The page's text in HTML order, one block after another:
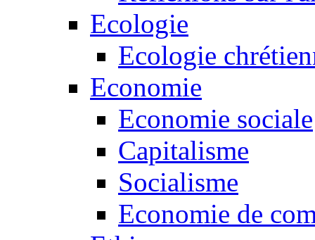
Ecologie
Ecologie
Economie
Economie sociale
Capitalisme
Socialisme
Economie de